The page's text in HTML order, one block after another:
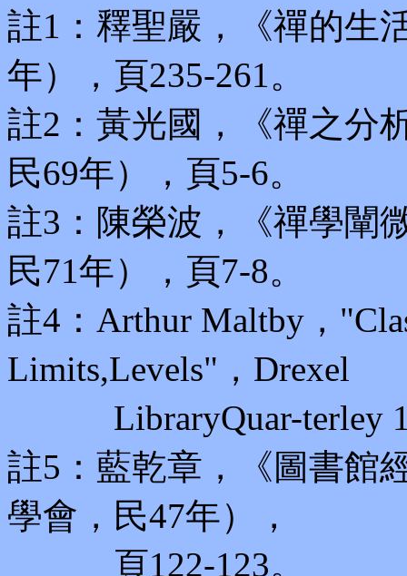
註1：釋聖嚴，《禪的生
年），頁235-261。
註2：黃光國，《禪之分
民69年），頁5-6。
註3：陳榮波，《禪學闡
民71年），頁7-8。
註4：Arthur Maltby，
Limits,Levels"，Drexel
LibraryQuar-terley
註5：藍乾章，《圖書館
學會，民47年），
頁122-123。